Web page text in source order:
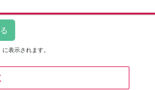
に表示されます。